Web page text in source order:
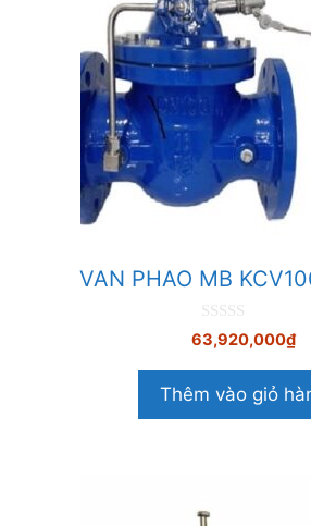
VAN PHAO MB
0
n
à
5
63,920,000₫
Thêm vào giỏ